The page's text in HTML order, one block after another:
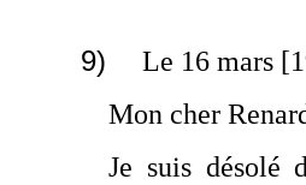
9)
Le 16 mars
Mon cher
Je suis désolé